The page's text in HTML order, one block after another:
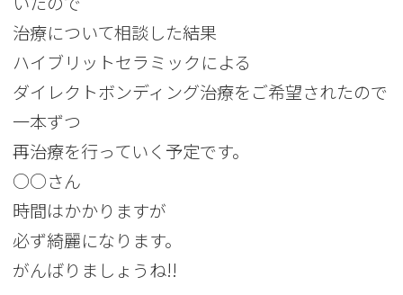
治療について相談した結果
ハイブリットセラミックによる
ダイレクトボンディング治療をご希望されたので
一本ずつ
再治療を行っていく予定です。
○○さん
時間はかかりますが
必ず綺麗になります。
がんばりましょうね!!